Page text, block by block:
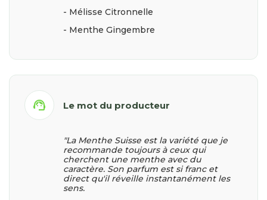
- Mélisse Citronnelle
- Menthe Gingembre
support_agent Le mot du producteur
"La Menthe Suisse est la variété que je
recommande toujours à ceux qui
cherchent une menthe avec du
caractère. Son parfum est si franc et
direct qu'il réveille instantanément les
sens.